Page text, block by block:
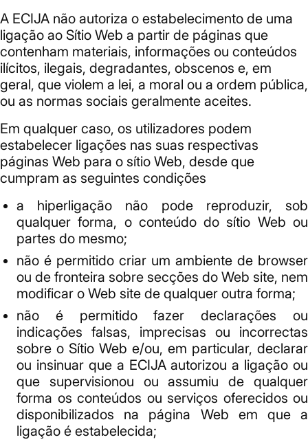
A ECIJA não autoriza o estabelecimento de uma
ligação ao Sítio Web a partir de páginas que
contenham materiais, informações ou conteúdos
ilícitos, ilegais, degradantes, obscenos e, em
geral, que violem a lei, a moral ou a ordem pública,
ou as normas sociais geralmente aceites.
Em qualquer caso, os utilizadores podem
estabelecer ligações nas suas respectivas
páginas Web para o sítio Web, desde que
cumpram as seguintes condições
a hiperligação não pode reproduzir, sob
qualquer forma, o conteúdo do sítio Web ou
partes do mesmo;
não é permitido criar um ambiente de browser
ou de fronteira sobre secções do Web site, nem
modificar o Web site de qualquer outra forma;
não é permitido fazer declarações ou
indicações falsas, imprecisas ou incorrectas
sobre o Sítio Web e/ou, em particular, declarar
ou insinuar que a ECIJA autorizou a ligação ou
que supervisionou ou assumiu de qualquer
forma os conteúdos ou serviços oferecidos ou
disponibilizados na página Web em que a
ligação é estabelecida;